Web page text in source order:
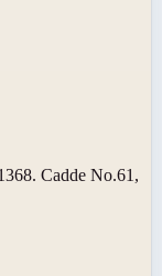
Cadde No.61,